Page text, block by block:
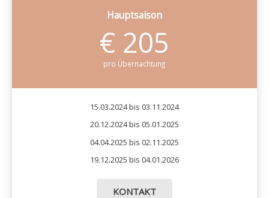
Hauptsaison
€ 205
pro Übernachtung
15.03.2024 bis 03.11.2024
20.12.2024 bis 05.01.2025
04.04.2025 bis 02.11.2025
19.12.2025 bis 04.01.2026
KONTAKT